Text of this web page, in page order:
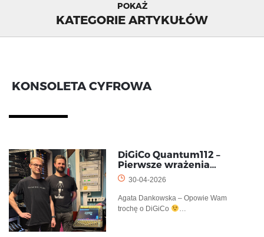
POKAŻ
KATEGORIE ARTYKUŁÓW
KONSOLETA CYFROWA
DiGiCo Quantum112 –
Pierwsze wrażenia…
30-04-2026
Agata Dankowska – Opowie Wam
trochę o DiGiCo
…